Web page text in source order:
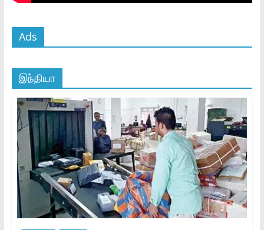
Ads
இந்தியா